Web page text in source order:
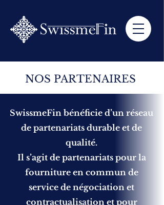
NOS PARTENAIRES
SwissmeFin bénéficie d’un réseau
de partenariats durable et de
qualité.
Il s’agit de partenariats pour la
fourniture en commun de
service de négociation et
contractualisation et pour